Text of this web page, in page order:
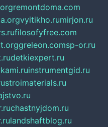
remontdoma.com
vyitikho.rumirjon.ru
filosofyfree.com
greleon.comsp-or.ru
detkiexpert.ru
instrumentgid.ru
stroimaterials.ru
chastnyjdom.ru
landshaftblog.ru